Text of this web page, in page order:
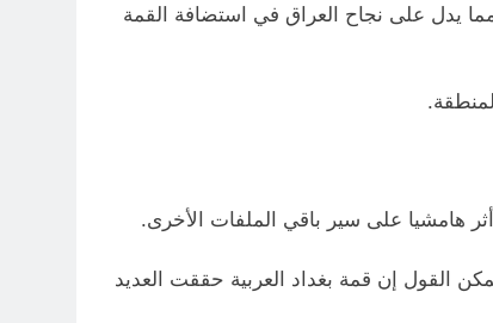
يدل على نجاح العراق في استضافة القمة
هامشيا على سير باقي الملفات الأخرى.
القول إن قمة بغداد العربية حققت العديد